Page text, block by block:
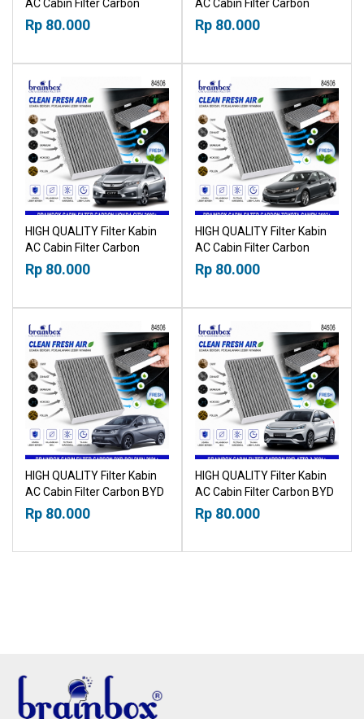
AC Cabin Filter Carbon
Toyota Yaris Cross 2020+
21019530
Rp 80.000
AC Cabin Filter Carbon
Toyota Corolla Cross 2020+
21019530
Rp 80.000
HIGH QUALITY Filter Kabin
AC Cabin Filter Carbon
Honda City 2009+
21019530
Rp 80.000
HIGH QUALITY Filter Kabin
AC Cabin Filter Carbon
Toyota Camry 2002+
21019530
Rp 80.000
HIGH QUALITY Filter Kabin
AC Cabin Filter Carbon BYD
Dolphin 2021+ 21019530
Rp 80.000
HIGH QUALITY Filter Kabin
AC Cabin Filter Carbon BYD
Atto-3 2021+ 21019530
Rp 80.000